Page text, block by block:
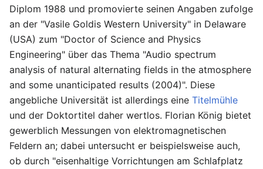
Diplom 1988 und promovierte seinen Angaben zufolge
an der "Vasile Goldis Western University" in Delaware
(USA) zum "Doctor of Science and Physics
Engineering" über das Thema "Audio spectrum
analysis of natural alternating fields in the atmosphere
and some unanticipated results (2004)". Diese
angebliche Universität ist allerdings eine Titelmühle
und der Doktortitel daher wertlos. Florian König bietet
gewerblich Messungen von elektromagnetischen
Feldern an; dabei untersucht er beispielsweise auch,
ob durch "eisenhaltige Vorrichtungen am Schlafplatz